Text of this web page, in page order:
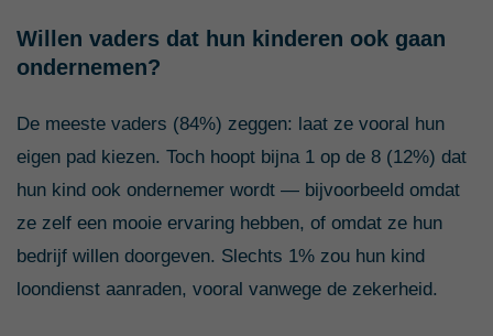
Willen vaders dat hun kinderen ook gaan
ondernemen?
De meeste vaders (84%) zeggen: laat ze vooral hun
eigen pad kiezen. Toch hoopt bijna 1 op de 8 (12%) dat
hun kind ook ondernemer wordt — bijvoorbeeld omdat
ze zelf een mooie ervaring hebben, of omdat ze hun
bedrijf willen doorgeven. Slechts 1% zou hun kind
loondienst aanraden, vooral vanwege de zekerheid.